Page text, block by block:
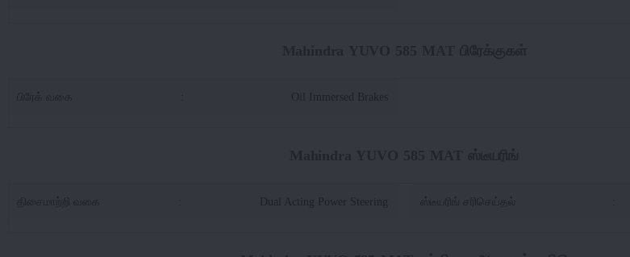
பிரேக் வகை Oil Immersed Brakes
திசைமாற்றி வகை Dual Acting Power Steering ஸ்டீயரிங் சரிசெய்தல்